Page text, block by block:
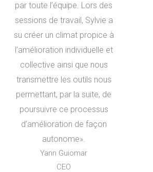
par toute l’équipe. Lors des
sessions de travail, Sylvie a
su créer un climat propice à
l’amélioration individuelle et
collective ainsi que nous
transmettre les outils nous
permettant, par la suite, de
poursuivre ce processus
d’amélioration de façon
autonome».
Yann Guiomar
CEO